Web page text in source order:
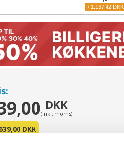
+ 1.137,42 DKK
DKK
(inkl. moms)
DKK